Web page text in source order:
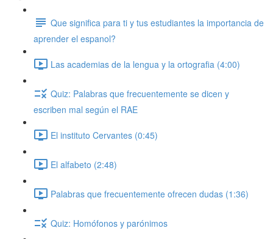
Que significa para ti y tus estudiantes la importancia de
aprender el espanol?
Las academias de la lengua y la ortografia (4:00)
Quiz: Palabras que frecuentemente se dicen y
escriben mal según el RAE
El instituto Cervantes (0:45)
El alfabeto (2:48)
Palabras que frecuentemente ofrecen dudas (1:36)
Quiz: Homófonos y parónimos